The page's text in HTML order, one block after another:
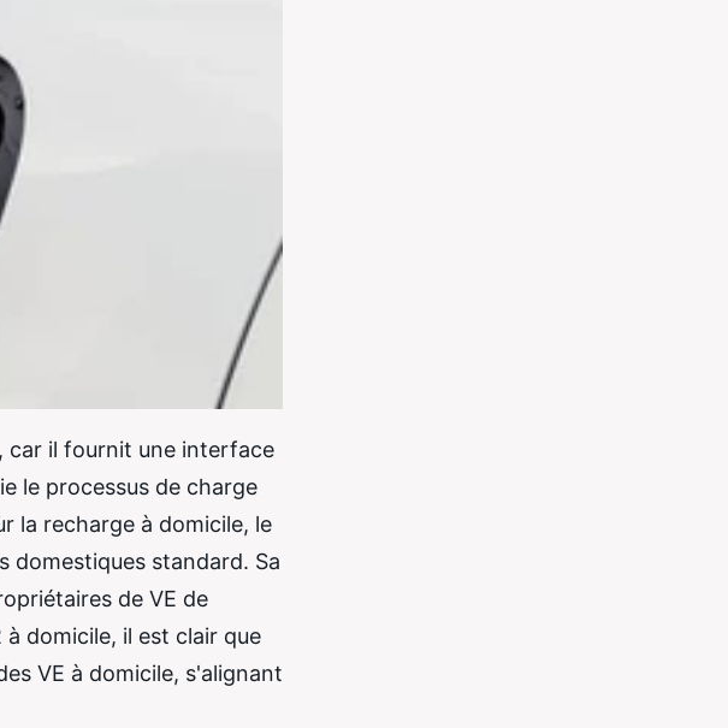
car il fournit une interface
le processus de charge
la recharge à domicile, le
domestiques standard. Sa
de VE de
domicile, il est clair que
VE à domicile, s'alignant